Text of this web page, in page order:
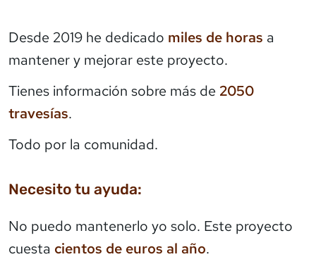
Desde 2019 he dedicado miles de horas a
mantener y mejorar este proyecto.
Tienes información sobre más de 2050
travesías.
Todo por la comunidad.
Necesito tu ayuda:
No puedo mantenerlo yo solo. Este proyecto
cuesta cientos de euros al año.